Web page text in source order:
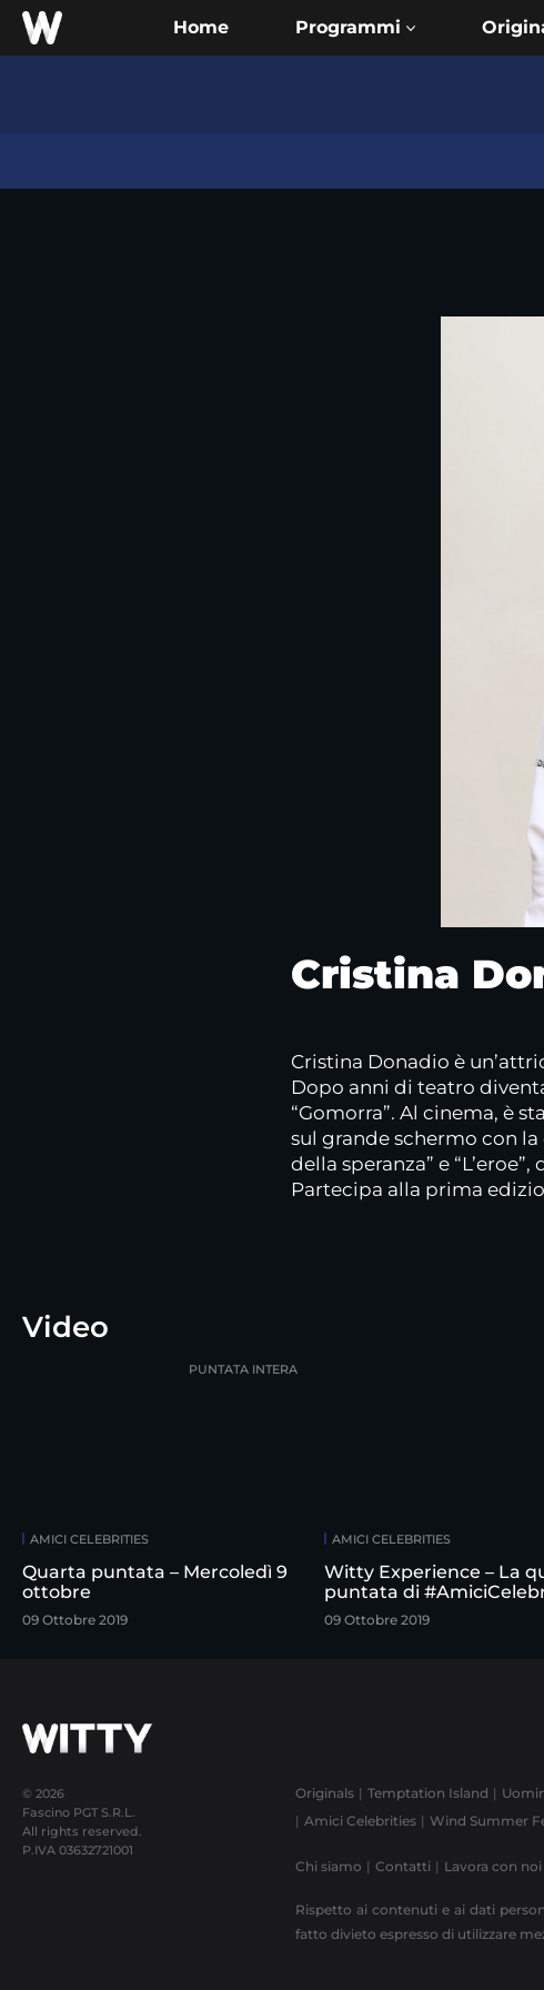
Home
Cristina
Cristina Donadio è
Dopo anni di teatro
“Gomorra”. Al cinema, è
sul grande schermo con
della speranza” e
Partecipa alla prima
Video
AMICI CELEBRITIES
Quarta puntata – Mercoledì 9
ottobre
09 Ottobre 2019
PUNTATA INTERA
AMICI CELEBRITIES
Witty Experience – La
puntata di
09 Ottobre 2019
© 2026
Fascino PGT S.R.L.
All rights reserved.
P.IVA 03632721001
Originals Temptation Island
Amici Celebrities
Wind Summer
Chi siamo Contatti Lavora con noi
Rispetto ai contenuti e ai dati
fatto divieto espresso di utilizzare